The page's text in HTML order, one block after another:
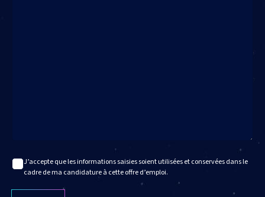
J’accepte que les informations saisies soient utilisées et conservées dans le
cadre de ma candidature à cette offre d’emploi.